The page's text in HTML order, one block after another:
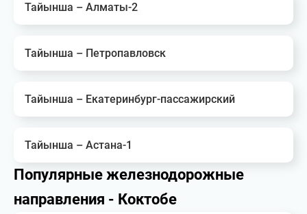
Тайынша – Алматы-2
Тайынша – Петропавловск
Тайынша – Екатеринбург-пассажирский
Тайынша – Астана-1
Популярные железнодорожные
направления - Коктобе